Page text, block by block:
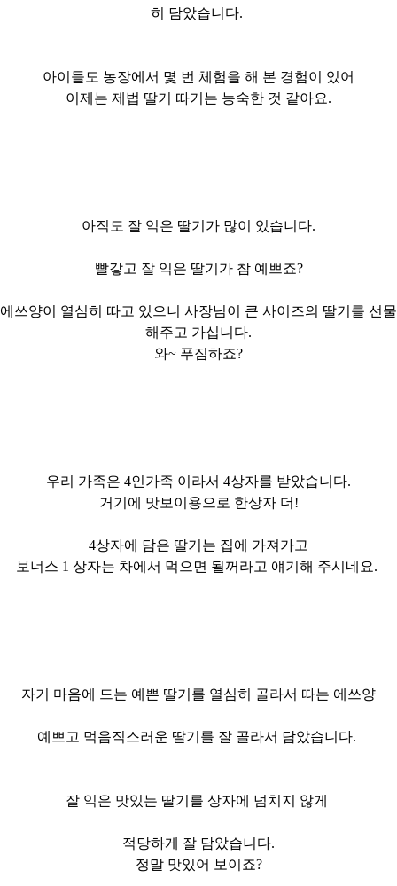
히 담았습니다.
아이들도 농장에서 몇 번 체험을 해 본 경험이 있어
이제는 제법 딸기 따기는 능숙한 것 같아요.
아직도 잘 익은 딸기가 많이 있습니다.
빨갛고 잘 익은 딸기가 참 예쁘죠?
에쓰양이
열심히 따고 있으니 사장님이 큰 사이즈의 딸기를 선물
해주고 가십니다.
와~ 푸짐하죠?
우리 가족은 4인가족 이라서 4상자를 받았습니다.
거기에 맛보이용으로 한상자더!
4상자에 담은 딸기는 집에 가져가고
보너스 1 상자는 차에서 먹으면 될꺼라고 얘기해 주시네요.
자기 마음에 드는 예쁜 딸기를 열심히 골라서 따는 에쓰양
예쁘고 먹음직스러운 딸기를 잘 골라서 담았습니다.
잘 익은 맛있는 딸기를 상자에 넘치지 않게
적당하게 잘 담았습니다.
정말 맛있어 보이죠?